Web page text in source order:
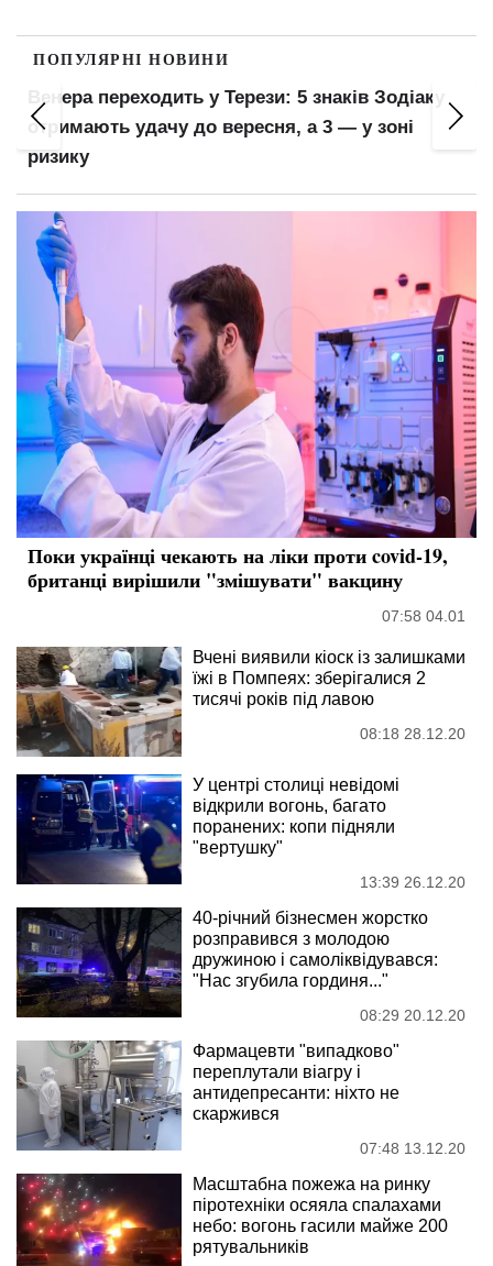
ПОПУЛЯРНІ НОВИНИ
Венера переходить у Терези: 5 знаків Зодіаку
отримають удачу до вересня, а 3 — у зоні
ризику
Поки українці чекають на ліки проти covid-19,
британці вирішили "змішувати" вакцину
07:58 04.01
Вчені виявили кіоск із залишками
їжі в Помпеях: зберігалися 2
тисячі років під лавою
08:18 28.12.20
У центрі столиці невідомі
відкрили вогонь, багато
поранених: копи підняли
"вертушку"
13:39 26.12.20
40-річний бізнесмен жорстко
розправився з молодою
дружиною і самоліквідувався:
"Нас згубила гординя..."
08:29 20.12.20
Фармацевти "випадково"
переплутали віагру і
антидепресанти: ніхто не
скаржився
07:48 13.12.20
Масштабна пожежа на ринку
піротехніки осяяла спалахами
небо: вогонь гасили майже 200
рятувальників